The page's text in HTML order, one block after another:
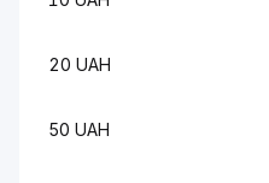
20 UAH
50 UAH